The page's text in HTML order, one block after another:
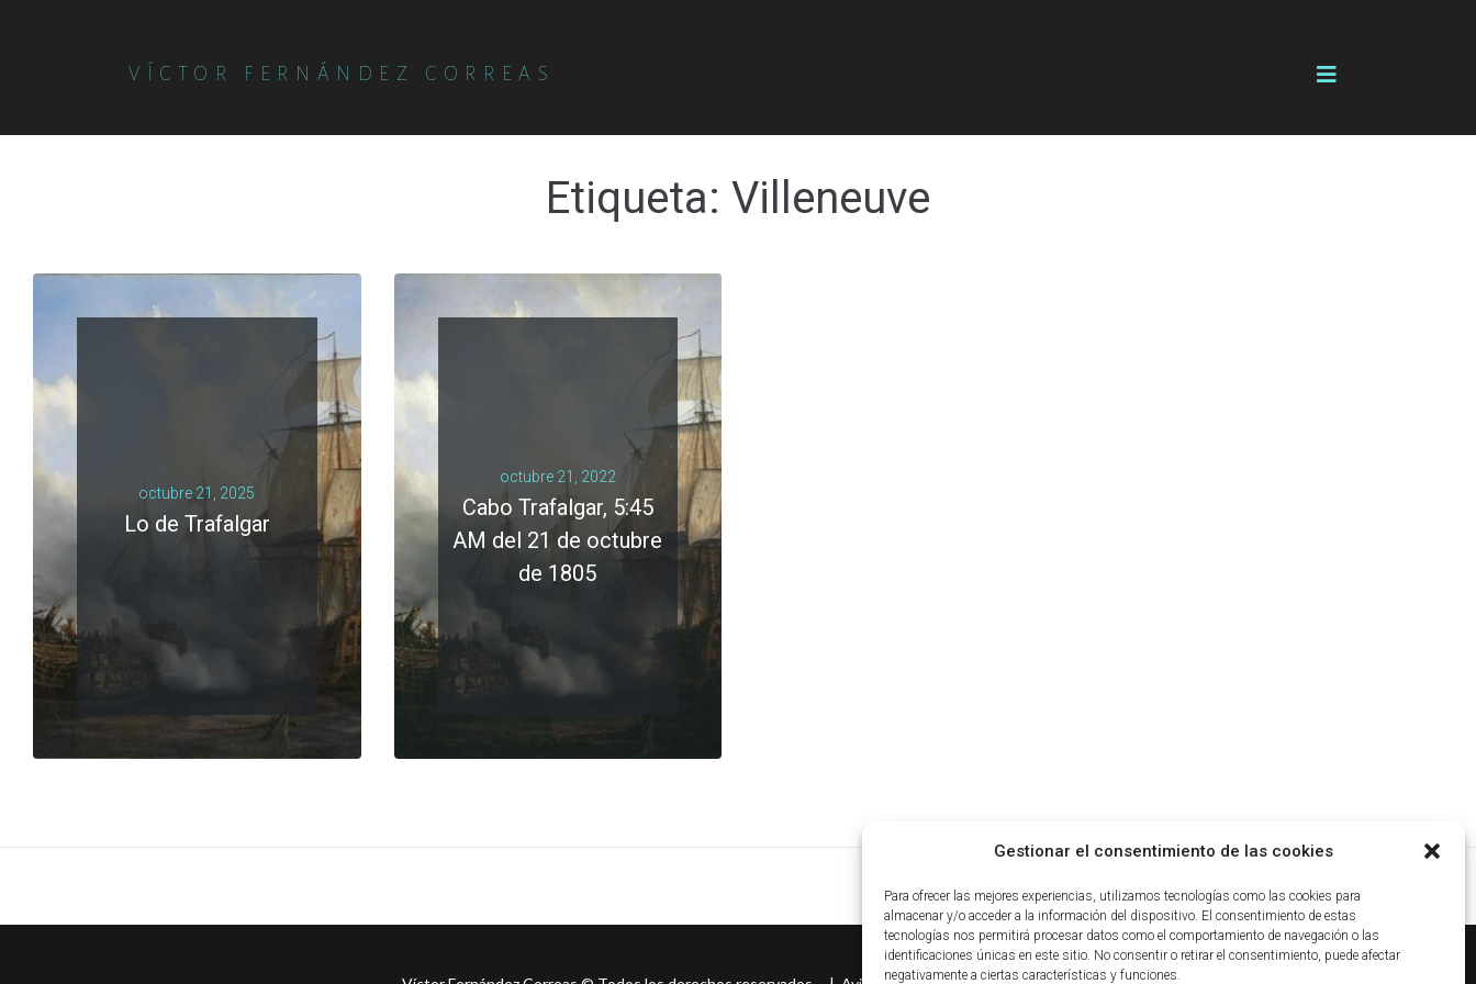
Gestionar el consentimiento de las cookies
Para ofrecer las mejores experiencias, utilizamos tecnologías como las cookies para
almacenar y/o acceder a la información del dispositivo. El consentimiento de estas
tecnologías nos permitirá procesar datos como el comportamiento de navegación o las
identificaciones únicas en este sitio. No consentir o retirar el consentimiento, puede afectar
negativamente a ciertas características y funciones.
VÍCTOR FERNÁNDEZ CORREAS
Etiqueta: Villeneuve
octubre 21, 2025
Lo de Trafalgar
octubre 21, 2022
Cabo Trafalgar, 5:45
AM del 21 de octubre
de 1805
LEER MÁS